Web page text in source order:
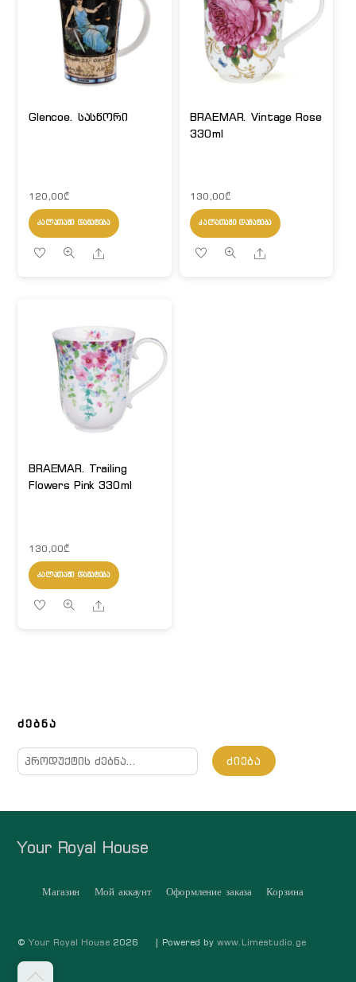
Glencoe. სასწორი
120,00₾
ᲙᲐᲚᲐᲗᲐᲨᲘ ᲓᲐᲛᲐᲢᲔᲑᲐ
Share
BRAEMAR. Vintage Rose
330ml
130,00₾
ᲙᲐᲚᲐᲗᲐᲨᲘ ᲓᲐᲛᲐᲢᲔᲑᲐ
Share
BRAEMAR. Trailing
Flowers Pink 330ml
130,00₾
ᲙᲐᲚᲐᲗᲐᲨᲘ ᲓᲐᲛᲐᲢᲔᲑᲐ
Share
ᲫᲔᲑᲜᲐ
ძებნა:
ᲫᲘᲔᲑᲐ
Your Royal House
Магазин Мой аккаунт Оформление заказа Корзина
თავში
©Your Royal House 2026 | Powered by www.Limestudio.ge